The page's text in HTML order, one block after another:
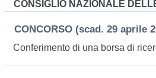
CONSIGLIO NAZIONALE
CONCORSO (scad. 29 aprile
Conferimento di una borsa di